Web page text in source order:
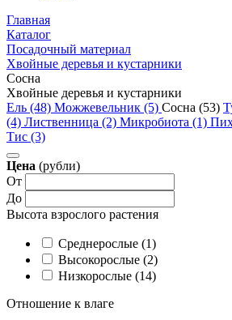
Главная
Каталог
Посадочный материал
Хвойные деревья и кустарники
Сосна
Хвойные деревья и кустарники
Ель (48) Можжевельник (5) Сосна (53)
(4) Лиственница (2) Микробиота (1)
Тис (3)
Цена (рубли)
От
До
Высота взрослого растения
Cреднерослые (1)
Высокорослые (2)
Низкорослые (14)
Отношение к влаге